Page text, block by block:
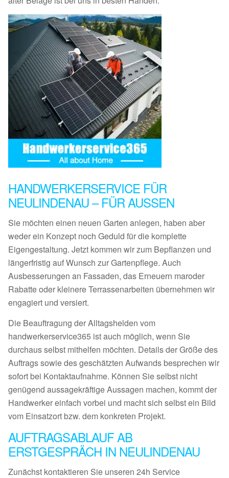
HANDWERKERSERVICE FÜR
NEULINDENAU – FÜR AUSSEN
Sie möchten einen neuen Garten anlegen, haben aber
weder ein Konzept noch Geduld für die komplette
Eigengestaltung. Jetzt kommen wir zum Bepflanzen und
längerfristig auf Wunsch zur Gartenpflege. Auch
Ausbesserungen an Fassaden, das Erneuern maroder
Rabatte oder kleinere Terrassenarbeiten übernehmen wir
engagiert und versiert.
Die Beauftragung der Alltagshelden vom
handwerkerservice365 ist auch möglich, wenn Sie
durchaus selbst mithelfen möchten. Details der Größe des
Auftrags sowie des geschätzten Aufwands besprechen wir
sofort bei Kontaktaufnahme. Können Sie selbst nicht
genügend aussagekräftige Aussagen machen, kommt der
Handwerker einfach vorbei und macht sich selbst ein Bild
vom Einsatzort bzw. dem konkreten Projekt.
AUFTRAGSABLAUF AB
ERSTGESPRÄCH IN NEULINDENAU
Zunächst kontaktieren Sie unseren 24h Service